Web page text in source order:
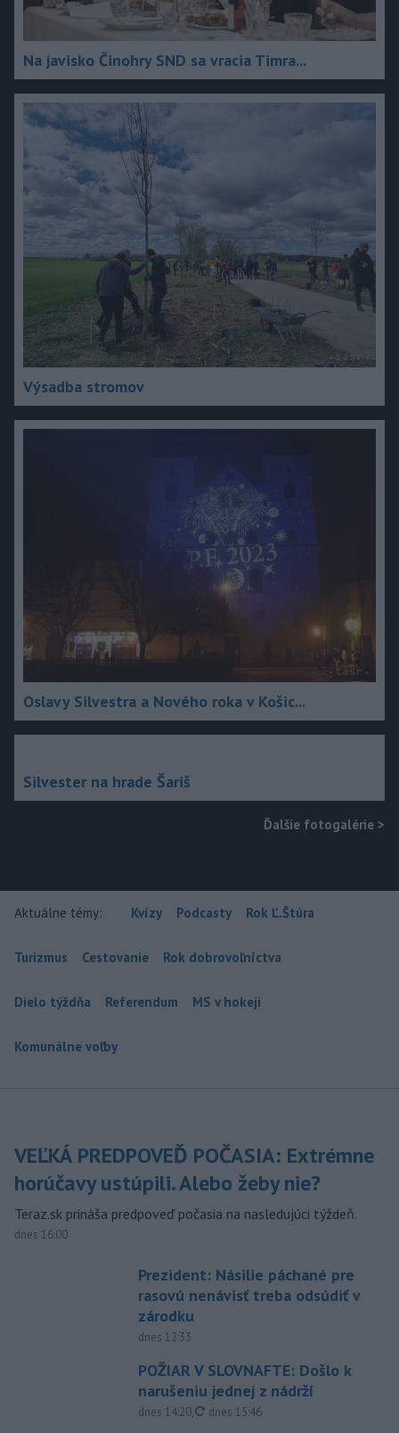
Na javisko Činohry SND sa vracia Timra...
Výsadba stromov
Oslavy Silvestra a Nového roka v Košic...
Silvester na hrade Šariš
Ďalšie fotogalérie >
Aktuálne témy: Kvízy Podcasty Rok Ľ.Štúra
Turizmus Cestovanie Rok dobrovoľníctva
Dielo týždňa Referendum MS v hokeji
Komunálne voľby
VEĽKÁ PREDPOVEĎ POČASIA: Extrémne
horúčavy ustúpili. Alebo žeby nie?
Teraz.sk prináša predpoveď počasia na nasledujúci týždeň.
dnes 16:00
Prezident: Násilie páchané pre
rasovú nenávisť treba odsúdiť v
zárodku
dnes 12:33
POŽIAR V SLOVNAFTE: Došlo k
narušeniu jednej z nádrží
dnes 14:20, aktualizované
dnes 15:46